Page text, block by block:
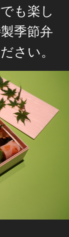
も楽し
季節弁
さい。